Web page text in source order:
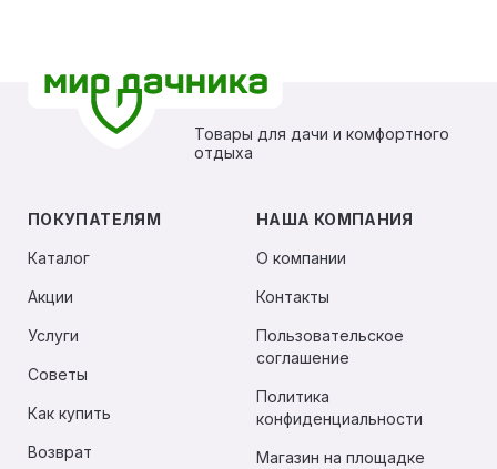
Товары для дачи и комфортного
отдыха
ПОКУПАТЕЛЯМ
Каталог
Акции
Услуги
Советы
Как купить
Возврат
НАША КОМПАНИЯ
О компании
Контакты
Пользовательское
соглашение
Политика
конфиденциальности
Магазин на площадке